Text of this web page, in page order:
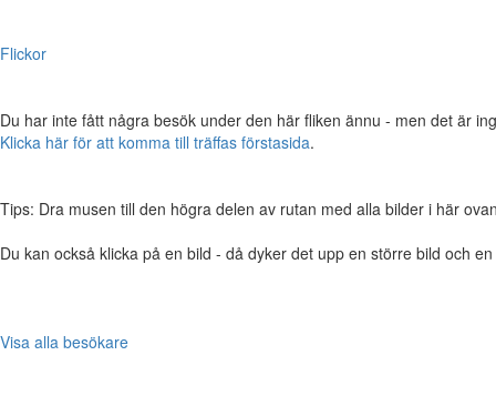
Flickor
Du har inte fått några besök under den här fliken ännu - men det är
Klicka här för att komma till träffas förstasida.
Tips: Dra musen till den högra delen av rutan med alla bilder i här
Du kan också klicka på en bild - då dyker det upp en större bild och
Visa alla besökare